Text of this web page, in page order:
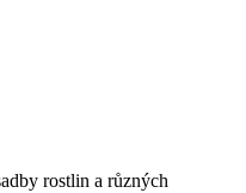
rostlin a různých